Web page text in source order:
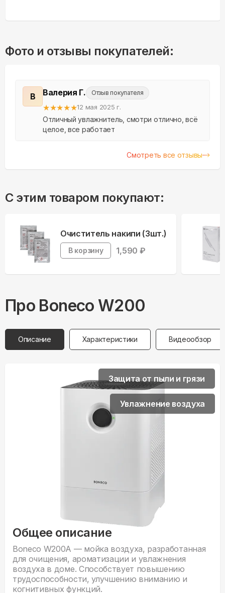
Фото и отзывы покупателей:
В Валерия Г. Отзыв покупателя
★★★★★12 мая 2025 г.
Отличный увлажнитель, смотри отлично, всё
целое, все работает
Смотреть все отзывы
С этим товаром покупают:
Очиститель накипи (3шт.)
В корзину 1,590 ₽
Про Boneco W200
Описание Характеристики Видеообзор
Общее описание
Boneco W200A — мойка воздуха, разработанная
для очищения, ароматизации и увлажнения
воздуха в доме. Способствует повышению
трудоспособности, улучшению вниманию и
когнитивных функций.
Защита от пыли и грязи
Увлажнение воздуха